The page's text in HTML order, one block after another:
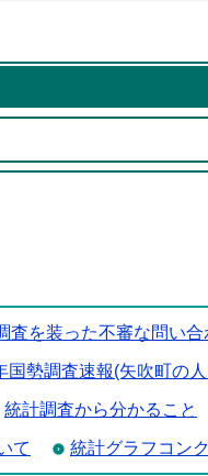
査を装った不審な問い合
国勢調査速報(矢吹町の人
統計調査から分かること
て 統計グラフコン